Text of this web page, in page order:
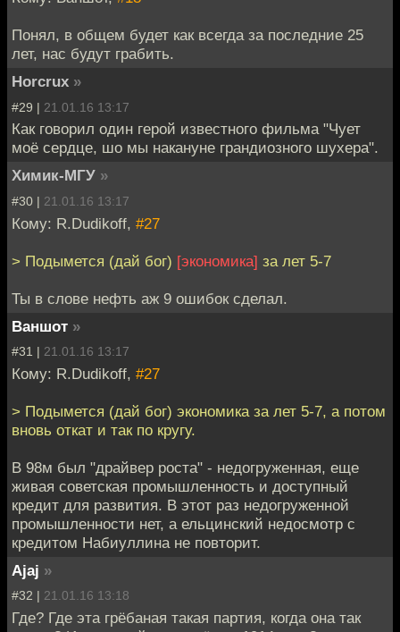
Понял, в общем будет как всегда за последние 25
лет, нас будут грабить.
Horcrux »
#29 | 21.01.16 13:17
Как говорил один герой известного фильма "Чует
моё сердце, шо мы накануне грандиозного шухера".
Химик-МГУ »
#30 | 21.01.16 13:17
Кому: R.Dudikoff, #27
> Подымется (дай бог) [экономика] за лет 5-7
Ты в слове нефть аж 9 ошибок сделал.
Ваншот »
#31 | 21.01.16 13:17
Кому: R.Dudikoff, #27
> Подымется (дай бог) экономика за лет 5-7, а потом
вновь откат и так по кругу.
В 98м был "драйвер роста" - недогруженная, еще
живая советская промышленность и доступный
кредит для развития. В этот раз недогруженной
промышленности нет, а ельцинский недосмотр с
кредитом Набиуллина не повторит.
Ajaj »
#32 | 21.01.16 13:18
Где? Где эта грёбаная такая партия, когда она так